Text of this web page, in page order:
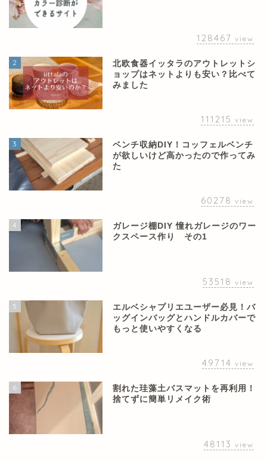
128467 view
2
北欧食器イッタラのアウトレットシ
ョップはネットよりも安い？比べて
みました
111215 view
3
ベンチ収納DIY！コッフェルベンチ
が欲しいけど高かったので作ってみ
た
60278 view
4
ガレージ棚DIY 憧れガレージのワー
クスペース作り その1
53518 view
5
エルベシャプリエユーザー必見！バ
ッグインバッグとハンドルカバーで
もっと使いやすくなる
49714 view
6
割れた珪藻土バスマットを再利用！
捨てずに簡単リメイク術
48113 view